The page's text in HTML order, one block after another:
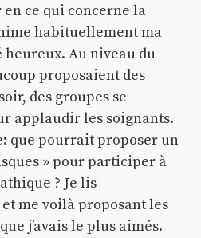
ce qui concerne la
habituellement ma
Au niveau du
proposaient des
des groupes se
applaudir les soignants.
que pourrait proposer un
» pour participer à
? Je lis
me voilà proposant les
j’avais le plus aimés.